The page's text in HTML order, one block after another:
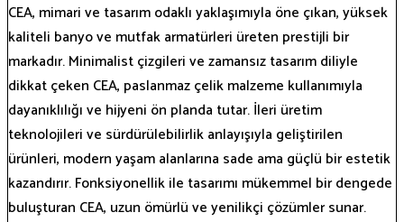
CEA, mimari ve tasarım odaklı yaklaşımıyla öne çıkan, yüksek
kaliteli banyo ve mutfak armatürleri üreten prestijli bir
markadır. Minimalist çizgileri ve zamansız tasarım diliyle
dikkat çeken CEA, paslanmaz çelik malzeme kullanımıyla
dayanıklılığı ve hijyeni ön planda tutar. İleri üretim
teknolojileri ve sürdürülebilirlik anlayışıyla geliştirilen
ürünleri, modern yaşam alanlarına sade ama güçlü bir estetik
kazandırır. Fonksiyonellik ile tasarımı mükemmel bir dengede
buluşturan CEA, uzun ömürlü ve yenilikçi çözümler sunar.